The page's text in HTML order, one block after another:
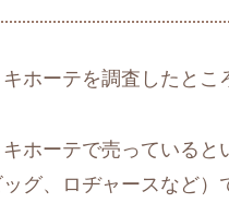
キホーテを調査したと
キホーテで売っている
グ、ロヂャースなど）